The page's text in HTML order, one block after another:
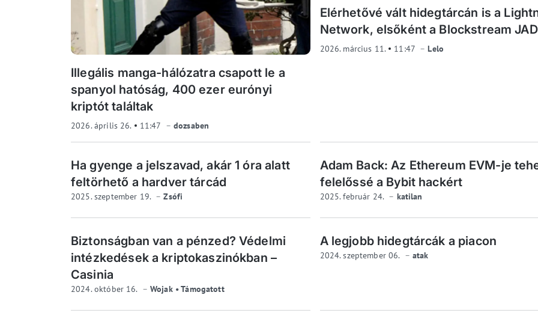
Illegális manga-hálózatra csapott le a
spanyol hatóság, 400 ezer eurónyi
kriptót találtak
2026. április 26. 11:47 dozsaben
Elérhetővé vált hidegtárcán is a
Network, elsőként a Blockstream
2026. március 11. 11:47 Lelo
Ha gyenge a jelszavad, akár 1 óra alatt
feltörhető a hardver tárcád
2025. szeptember 19. Zsófi
Adam Back: Az Ethereum EVM-je
felelőssé a Bybit hackért
2025. február 24. katilan
Biztonságban van a pénzed? Védelmi
intézkedések a kriptokaszinókban –
Casinia
2024. október 16. Wojak • Támogatott
A legjobb hidegtárcák a piacon
2024. szeptember 06. atak